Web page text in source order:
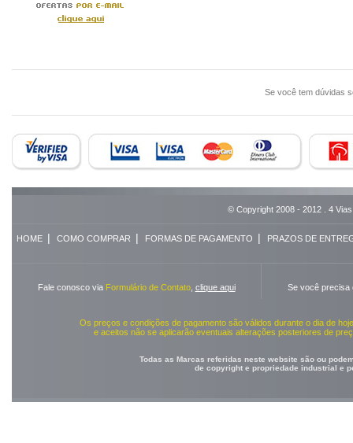
Se você tem dúvidas
© Copyright 2008 - 2012 . 4
HOME| COMO COMPRAR | FORMAS DE PAGAMENTO | PRAZOS DE
Fale conosco via Formulário de Contato, clique aqui Se você precisa
Os preços e condições de pagamento são válidos durante o dia de
e aceitos não se aplicarão eventuais alterações posteriores de
Todas as Marcas referidas neste website são ou
de copyright e propriedade industrial e